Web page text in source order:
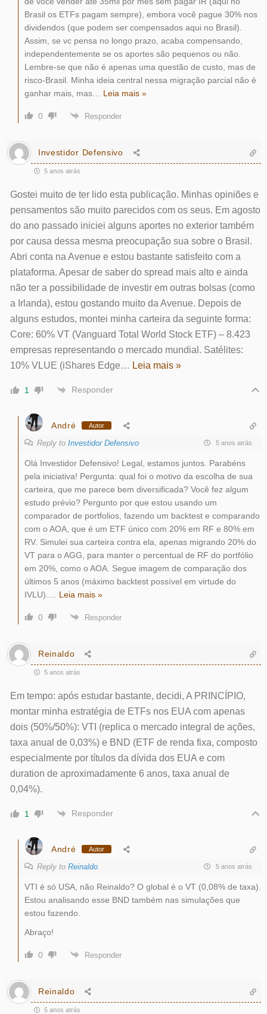
Brasil os ETFs pagam sempre), embora você pague 30% nos
dividendos (que podem ser compensados aqui no Brasil).
Assim, se vc pensa no longo prazo, acaba compensando,
independentemente se os aportes são pequenos ou não.
Lembre-se que não é apenas uma questão de custo, mas de
risco-Brasil. Minha ideia central nessa migração parcial não é
ganhar mais, mas… Leia mais »
0 Responder
Investidor Defensivo
5 anos atrás
Gostei muito de ter lido esta publicação. Minhas opiniões e
pensamentos são muito parecidos com os seus. Em agosto
do ano passado iniciei alguns aportes no exterior também
por causa dessa mesma preocupação sua sobre o Brasil.
Abri conta na Avenue e estou bastante satisfeito com a
plataforma. Apesar de saber do spread mais alto e ainda
não ter a possibilidade de investir em outras bolsas (como
a Irlanda), estou gostando muito da Avenue. Depois de
alguns estudos, montei minha carteira da seguinte forma:
Core: 60% VT (Vanguard Total World Stock ETF) – 8.423
empresas representando o mercado mundial. Satélites:
10% VLUE (iShares Edge… Leia mais »
1 Responder
André Autor
Reply to Investidor Defensivo 5 anos atrás
Olá Investidor Defensivo! Legal, estamos juntos. Parabéns
pela iniciativa! Pergunta: qual foi o motivo da escolha de sua
carteira, que me parece bem diversificada? Você fez algum
estudo prévio? Pergunto por que estou usando um
comparador de portfolios, fazendo um backtest e comparando
com o AOA, que é um ETF único com 20% em RF e 80% em
RV. Simulei sua carteira contra ela, apenas migrando 20% do
VT para o AGG, para manter o percentual de RF do portfólio
em 20%, como o AOA. Segue imagem de comparação dos
últimos 5 anos (máximo backtest possível em virtude do
IVLU).
Leia mais »
0 Responder
Reinaldo
5 anos atrás
Em tempo: após estudar bastante, decidi, A PRINCÍPIO,
montar minha estratégia de ETFs nos EUA com apenas
dois (50%/50%): VTI (replica o mercado integral de ações,
taxa anual de 0,03%) e BND (ETF de renda fixa, composto
especialmente por títulos da dívida dos EUA e com
duration de aproximadamente 6 anos, taxa anual de
0,04%).
1 Responder
André Autor
Reply to Reinaldo 5 anos atrás
VTI é só USA, não Reinaldo? O global é o VT (0,08% de taxa).
Estou analisando esse BND também nas simulações que
estou fazendo.
Abraço!
0 Responder
Reinaldo
5 anos atrás